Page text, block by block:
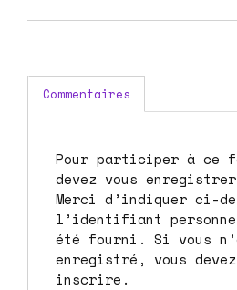
Commentaires
Pour participer à ce forum, vous
devez vous
Merci d’indiquer ci-dessous
l’identifiant
été fourni. Si vous
enregistré, vous
inscrire.